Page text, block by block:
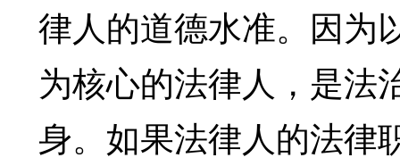
律人的道德水准。因为
为核心的法律人，是法
身。如果法律人的法律